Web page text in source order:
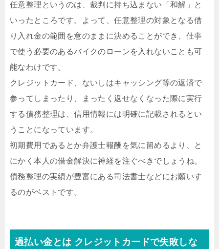
任意整理というのは、裁判に持ち込まない「和解」と
いったところです。よって、任意整理の対象となる借
り入れ金の範囲を意のままに決めることができ、仕事
で使う必要のあるバイクのローンを入れないことも可
能なわけです。
クレジットカード、ないしはキャッシング等の返済で
参ってしまったり、まったく返せなくなった際に実行
する債務整理は、信用情報には明確に記載されるとい
うことになっています。
初期費用であるとか弁護士報酬を気に留めるより、と
にかく本人の借金解決に神経を注ぐべきでしょうね。
債務整理の実績が豊富にある司法書士などにお願いす
るのがベストです。
過払い金とは クレジットカードで失敗しな